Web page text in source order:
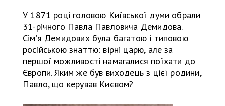
У 1871 році головою Київської думи обрали
31-річного Павла Павловича Демидова.
Сімʼя Демидових була багатою і типовою
російською знаттю: вірні царю, але за
першої можливості намагалися поїхати до
Європи. Яким же був виходець з цієї родини,
Павло, що керував Києвом?